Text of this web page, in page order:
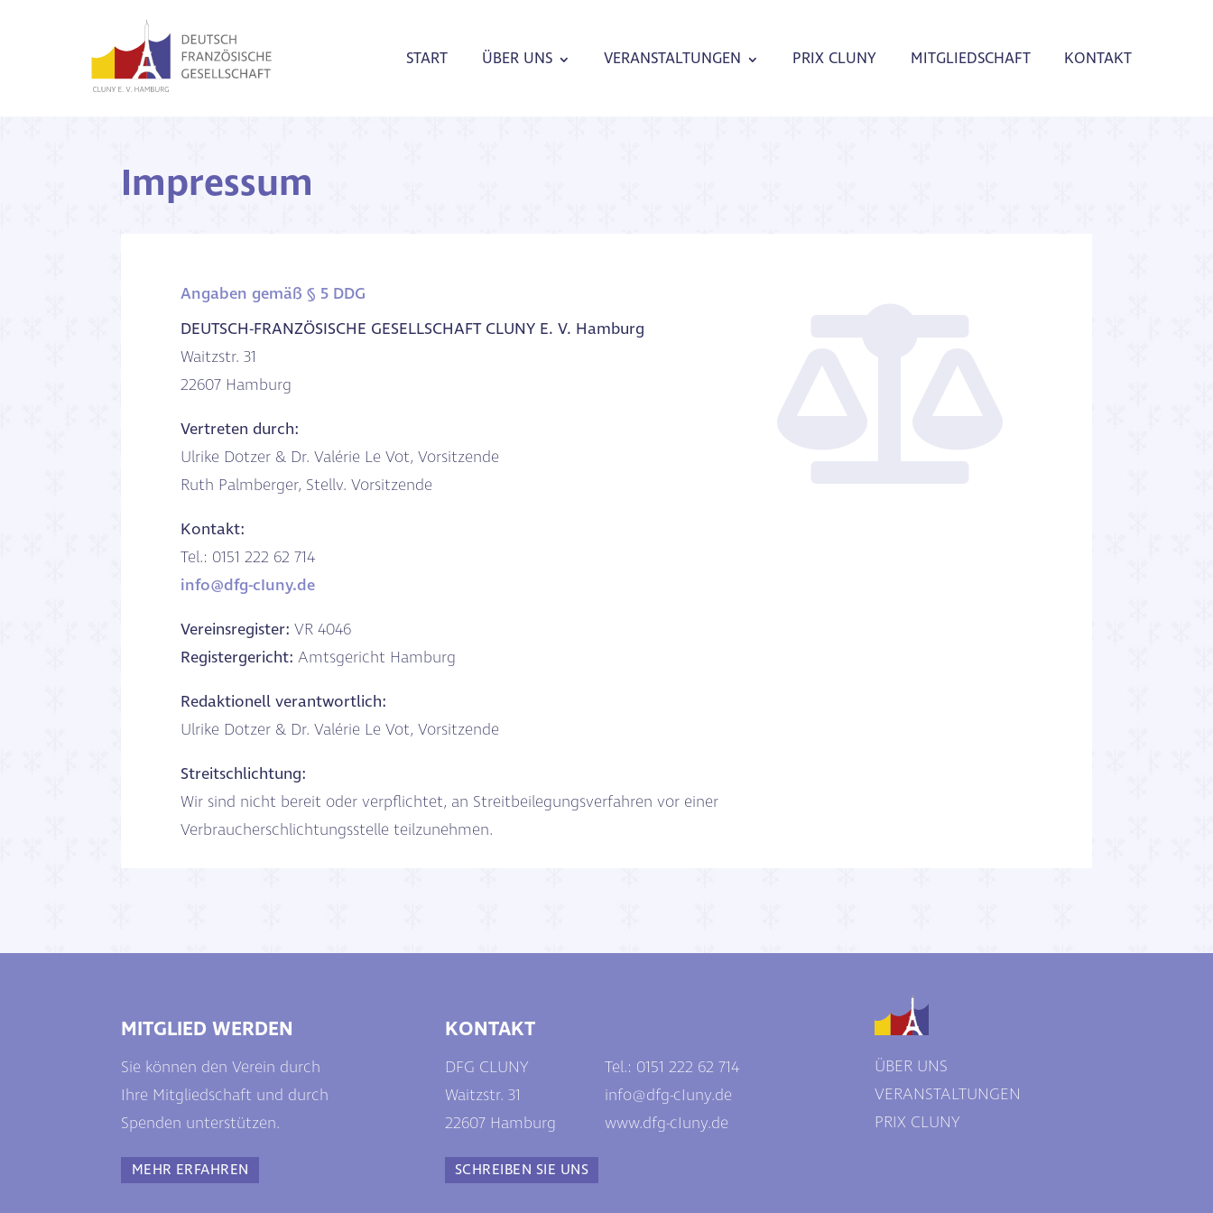
START ÜBER UNS VERANSTALTUNGEN PRIX CLUNY MITGLIEDSCHAFT KONTAKT
Impressum
Angaben gemäß § 5 DDG
DEUTSCH-FRANZÖSISCHE GESELLSCHAFT CLUNY E. V. Hamburg
Waitzstr. 31
22607 Hamburg
Vertreten durch:
Ulrike Dotzer & Dr. Valérie Le Vot, Vorsitzende
Ruth Palmberger, Stellv. Vorsitzende
Kontakt:
Tel.: 0151 222 62 714
info@dfg-cIuny.de
Vereinsregister: VR 4046
Registergericht: Amtsgericht Hamburg
Redaktionell verantwortlich:
Ulrike Dotzer & Dr. Valérie Le Vot, Vorsitzende
Streitschlichtung:
Wir sind nicht bereit oder verpflichtet, an Streitbeilegungsverfahren vor einer
Verbraucherschlichtungsstelle teilzunehmen.
MITGLIED WERDEN
Sie können den Verein durch
Ihre Mitgliedschaft und durch
Spenden unterstützen.
MEHR ERFAHREN
KONTAKT
DFG CLUNY
Waitzstr. 31
22607 Hamburg
Tel.: 0151 222 62 714
info@dfg-cIuny.de
www.dfg-cIuny.de
SCHREIBEN SIE UNS
ÜBER UNS
VERANSTALTUNGEN
PRIX CLUNY